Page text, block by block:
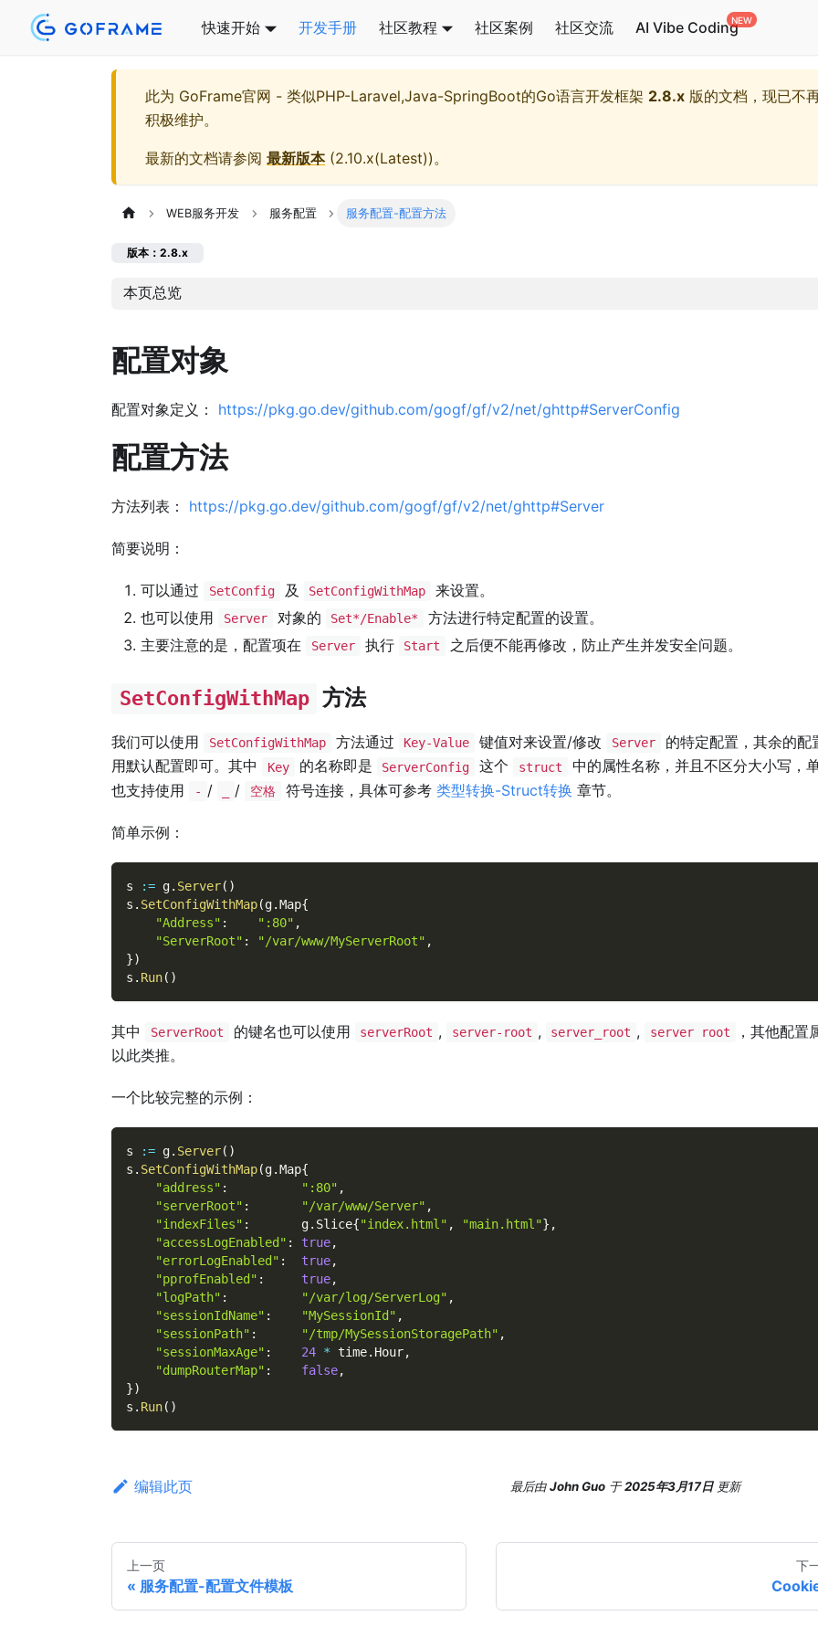
快速开始 开发手册 社区教程 社区案例 社区交流 AI Vibe Coding
此为 GoFrame官网 - 类似PHP-Laravel,Java-SpringBoot的Go语言开发框架 2.8.x 版的文档，现已不
积极维护。
最新的文档请参阅 最新版本(2.10.x(Latest))。
WEB服务开发 服务配置 服务配置-配置方法
版本：2.8.x
本页总览
配置对象
配置对象定义： https://pkg.go.dev/github.com/gogf/gf/v2/net/ghttp#ServerConfig
配置方法
方法列表： https://pkg.go.dev/github.com/gogf/gf/v2/net/ghttp#Server
简要说明：
可以通过 SetConfig 及 SetConfigWithMap
来设置。
也可以使用
Server 对象的 Set*/Enable*
方法进行特定配置的设置。
主要注意的是，配置项在
Server 执行 Start 之后便不能再修改，防止产生并发安全问题。
SetConfigWithMap 方法
我们可以使用 SetConfigWithMap 方法通过 Key-Value 键值对来设置/修改 Server
的特定配置，其余的配
用默认配置即可。其中
Key 的名称即是 ServerConfig 这个 struct
中的属性名称，并且不区分大小写，
也支持使用
- / / 空格 符号连接，具体可参考 类型转换-Struct转换 章节。
简单示例：
s := g. Server( )
s . SetConfigWithMap(g.Map{
"Address" : ":80" ,
"ServerRoot" : "/var/www/MyServerRoot" ,
})
s . Run( )
其中 ServerRoot 的键名也可以使用 serverRoot , server-root , server_root , server root
，其他配置
以此类推。
一个比较完整的示例：
s := g. Server( )
s . SetConfigWithMap(g.Map{
"address" : ":80" ,
"serverRoot" : "/var/www/Server" ,
"indexFiles" :
       g
. Slice{"index.html" , "main.html"} ,
"accessLogEnabled" : true,
"errorLogEnabled" : true,
"pprofEnabled" : true,
"logPath" : "/var/log/ServerLog" ,
"sessionIdName" : "MySessionId" ,
"sessionPath" : "/tmp/MySessionStoragePath" ,
"sessionMaxAge" : 24 * time. Hour,
"dumpRouterMap" : false,
})
s . Run( )
编辑此页 最后由John Guo 于2025年3月17日 更新
上一页
服务配置-配置文件模板
下